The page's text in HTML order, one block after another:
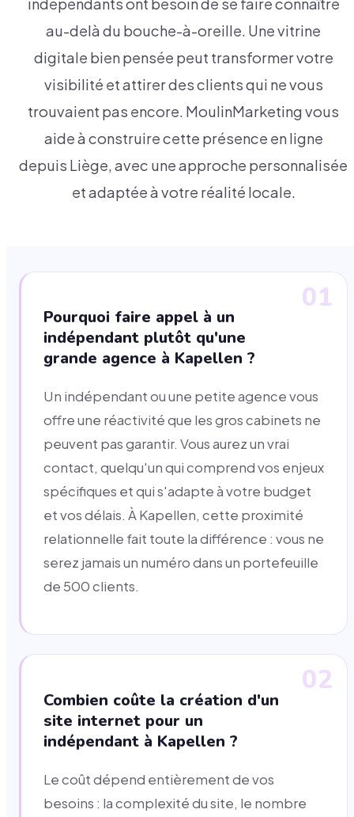
indépendants ont besoin de se faire connaître
au-delà du bouche-à-oreille. Une vitrine
digitale bien pensée peut transformer votre
visibilité et attirer des clients qui ne vous
trouvaient pas encore. MoulinMarketing vous
aide à construire cette présence en ligne
depuis Liège, avec une approche personnalisée
et adaptée à votre réalité locale.
01
Pourquoi faire appel à un
indépendant plutôt qu'une
grande agence à Kapellen ?
Un indépendant ou une petite agence vous
offre une réactivité que les gros cabinets ne
peuvent pas garantir. Vous aurez un vrai
contact, quelqu'un qui comprend vos enjeux
spécifiques et qui s'adapte à votre budget
et vos délais. À Kapellen, cette proximité
relationnelle fait toute la différence : vous ne
serez jamais un numéro dans un portefeuille
de 500 clients.
02
Combien coûte la création d'un
site internet pour un
indépendant à Kapellen ?
Le coût dépend entièrement de vos
besoins : la complexité du site, le nombre